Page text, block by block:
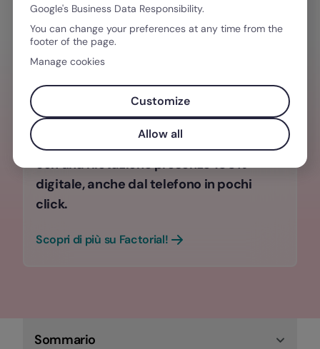
27 Marzo, 2026·11 minuti di lettura
VUOI SEMPLIFICARE IL TUO FLUSSO DI
Aumenta la produttività dei tuoi team
con una rilevazione presenze 100%
digitale, anche dal telefono in pochi
click.
Scopri di più su Factorial!
Sommario
Google's Business Data Responsibility.
You can change your preferences at any time from the
footer of the page.
Manage cookies
Customize
Allow all